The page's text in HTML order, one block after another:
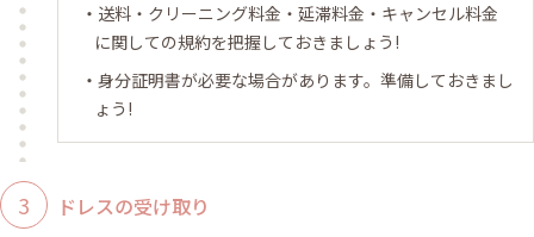
送料・クリーニング料金・延滞料金・キャンセル料金
に関しての規約を把握しておきましょう!
身分証明書が必要な場合があります。準備しておきまし
ょう!
ドレスの受け取り